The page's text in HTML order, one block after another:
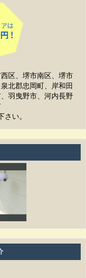
？
？
こまで片付ければよ
すか？
すか？
扇・お風呂・エアコ
？
ますか？
区、堺市南区、堺市
北郡忠岡町、岸和田
羽曳野市、河内長野
い。